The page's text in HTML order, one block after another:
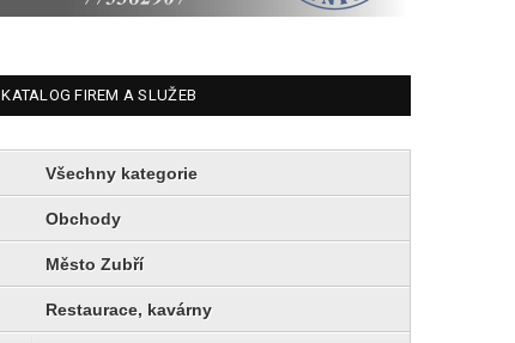
KATALOG FIREM A SLUŽEB
Všechny kategorie
Obchody
Město Zubří
Restaurace, kavárny